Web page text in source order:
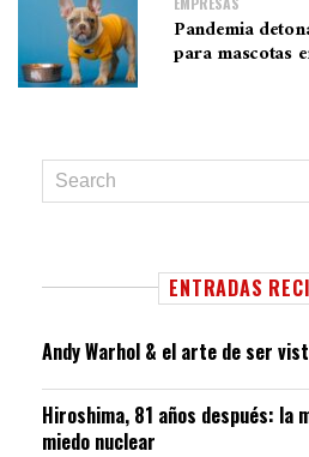
Pandemia
para mascotas
ENTRADAS
Andy Warhol & el arte de ser
Hiroshima, 81 años después: la
miedo nuclear